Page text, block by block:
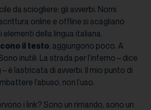
da sciogliere: gli avverbi. Nomi
online e offline si scagliano
della lingua italiana.
il testo, aggiungono poco. A
inutili. La strada per l’inferno – dice
è lastricata di avverbi. Il mio punto di
l’abuso, non l’uso.
i link? Sono un rimando, sono un